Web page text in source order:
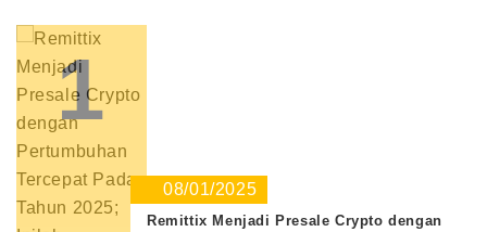
1
08/01/2025
Remittix Menjadi Presale Crypto dengan